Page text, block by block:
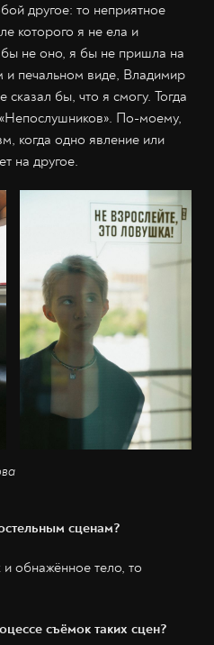
другое: то неприятное
которого я не ела и
бы не оно, я бы не пришла на
печальном виде, Владимир
бы, что я смогу. Тогда
По-моему,
когда одно явление или
на другое.
сценам?
обнажённое тело, то
съёмок таких сцен?